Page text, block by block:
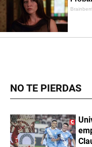
NO TE PIERDAS